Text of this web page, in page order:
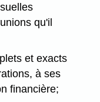
qu'il
et exacts
à ses
financière;